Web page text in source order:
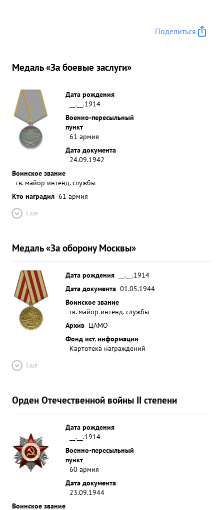
Поделиться
Медаль «За боевые заслуги»
Дата рождения
__.__.1914
Военно-пересыльный
пункт
61 армия
Дата документа
24.09.1942
Воинское звание
гв. майор интенд. службы
Кто наградил 61 армия
Ещё
Медаль «За оборону Москвы»
Дата рождения
__.__.1914
Дата документа 01.05.1944
Воинское звание
гв. майор интенд. службы
Архив ЦАМО
Фонд ист. информации
Картотека награждений
Ещё
Орден Отечественной войны II степени
Дата рождения
__.__.1914
Военно-пересыльный
пункт
60 армия
Дата документа
23.09.1944
Воинское звание